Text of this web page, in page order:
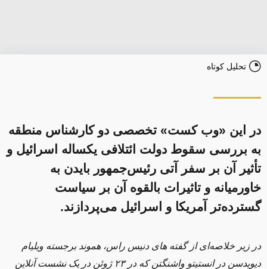
تحلیل کوتاه
در این «وب کست» تخصصی دو کارشناس منطقه
به بررسی سقوط دولت ائتلافی یکساله اسرائیل و
تأثیر آن بر سفر آتی رئیس‌جمهور بایدن به
خاورمیانه و تاثیرات بالقوه آن بر سیاست
گسترده‌تر آمریکا و اسرائیل می‌پردازند.
در زیر خلاصه‌ای از گفته های دنیس راس، هموند برجسته ویلیام
دیویدسن در انستیتو واشنگتن که در۲۳ ژوئن در یک نشست آنلاین